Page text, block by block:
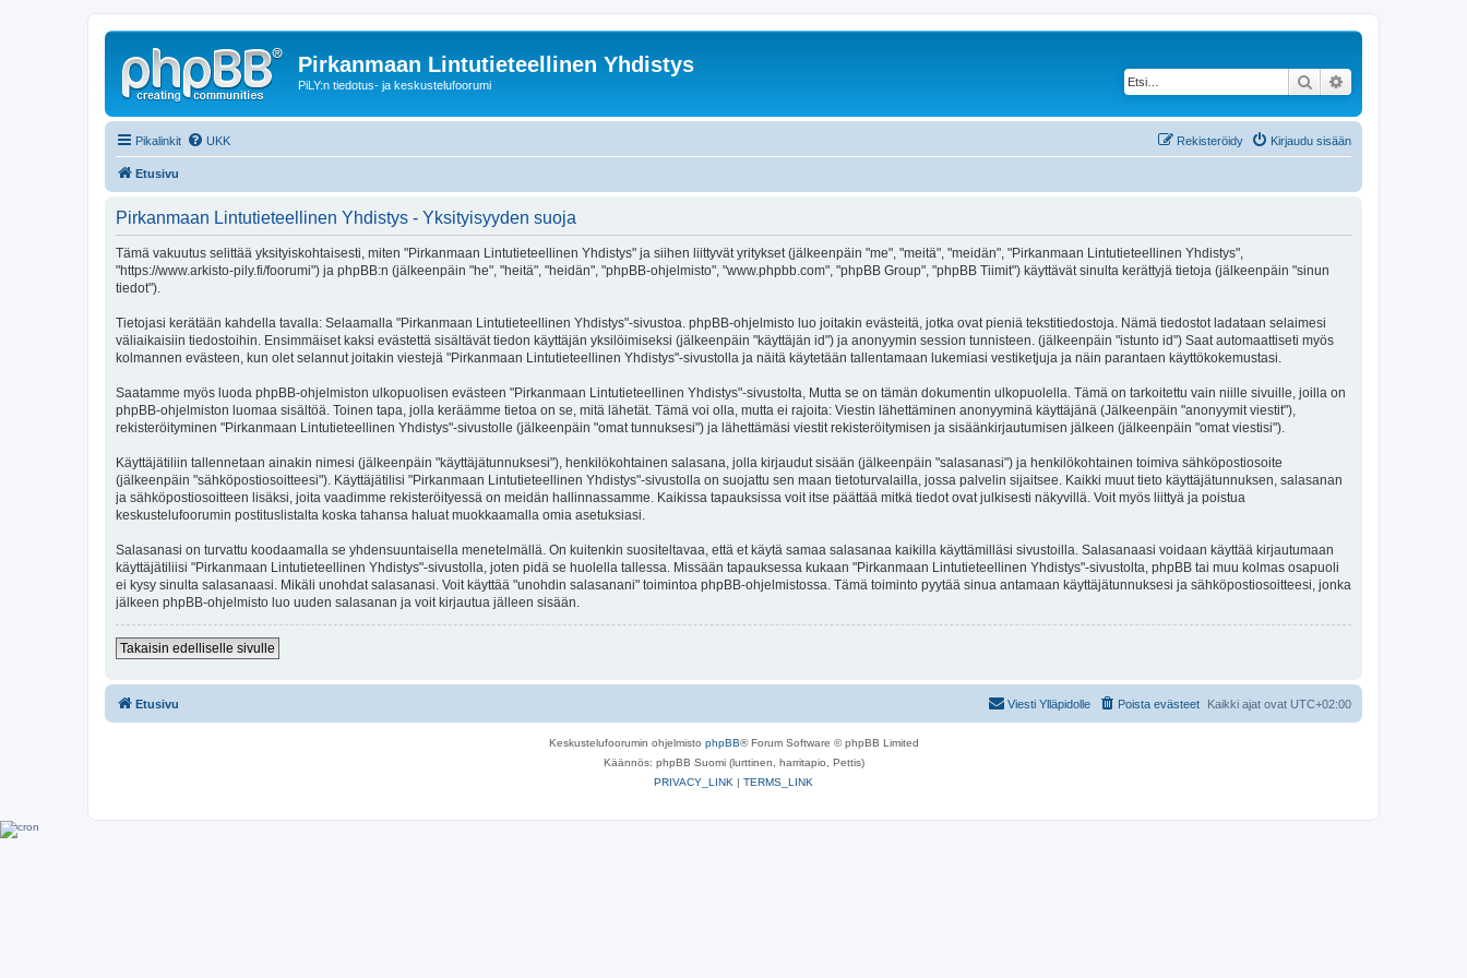
Pirkanmaan Lintutieteellinen Yhdistys
PiLY:n tiedotus- ja keskustelufoorumi Etsi
Pikalinkit UKK Kirjaudu sisään
Rekisteröidy
Etusivu
Pirkanmaan Lintutieteellinen Yhdistys - Yksityisyyden suoja
Tämä vakuutus selittää yksityiskohtaisesti, miten "Pirkanmaan Lintutieteellinen Yhdistys" ja siihen liittyvät yritykset (jälkeenpäin "me", "meitä", "meidän", "Pirkanmaan Lintutieteellinen Yhdistys",
"https://www.arkisto-pily.fi/foorumi") ja phpBB:n (jälkeenpäin "he", "heitä", "heidän", "phpBB-ohjelmisto", "www.phpbb.com", "phpBB Group", "phpBB Tiimit") käyttävät sinulta kerättyjä tietoja (jälkeenpäin "sinun
tiedot").
Tietojasi kerätään kahdella tavalla: Selaamalla "Pirkanmaan Lintutieteellinen Yhdistys"-sivustoa. phpBB-ohjelmisto luo joitakin evästeitä, jotka ovat pieniä tekstitiedostoja. Nämä tiedostot ladataan selaimesi
väliaikaisiin tiedostoihin. Ensimmäiset kaksi evästettä sisältävät tiedon käyttäjän yksilöimiseksi (jälkeenpäin "käyttäjän id") ja anonyymin session tunnisteen. (jälkeenpäin "istunto id") Saat automaattiseti myös
kolmannen evästeen, kun olet selannut joitakin viestejä "Pirkanmaan Lintutieteellinen Yhdistys"-sivustolla ja näitä käytetään tallentamaan lukemiasi vestiketjuja ja näin parantaen käyttökokemustasi.
Saatamme myös luoda phpBB-ohjelmiston ulkopuolisen evästeen "Pirkanmaan Lintutieteellinen Yhdistys"-sivustolta, Mutta se on tämän dokumentin ulkopuolella. Tämä on tarkoitettu vain niille sivuille, joilla on
phpBB-ohjelmiston luomaa sisältöä. Toinen tapa, jolla keräämme tietoa on se, mitä lähetät. Tämä voi olla, mutta ei rajoita: Viestin lähettäminen anonyyminä käyttäjänä (Jälkeenpäin "anonyymit viestit"),
rekisteröityminen "Pirkanmaan Lintutieteellinen Yhdistys"-sivustolle (jälkeenpäin "omat tunnuksesi") ja lähettämäsi viestit rekisteröitymisen ja sisäänkirjautumisen jälkeen (jälkeenpäin "omat viestisi").
Käyttäjätiliin tallennetaan ainakin nimesi (jälkeenpäin "käyttäjätunnuksesi"), henkilökohtainen salasana, jolla kirjaudut sisään (jälkeenpäin "salasanasi") ja henkilökohtainen toimiva sähköpostiosoite
(jälkeenpäin "sähköpostiosoitteesi"). Käyttäjätilisi "Pirkanmaan Lintutieteellinen Yhdistys"-sivustolla on suojattu sen maan tietoturvalailla, jossa palvelin sijaitsee. Kaikki muut tieto käyttäjätunnuksen, salasanan
ja sähköpostiosoitteen lisäksi, joita vaadimme rekisteröityessä on meidän hallinnassamme. Kaikissa tapauksissa voit itse päättää mitkä tiedot ovat julkisesti näkyvillä. Voit myös liittyä ja poistua
keskustelufoorumin postituslistalta koska tahansa haluat muokkaamalla omia asetuksiasi.
Salasanasi on turvattu koodaamalla se yhdensuuntaisella menetelmällä. On kuitenkin suositeltavaa, että et käytä samaa salasanaa kaikilla käyttämilläsi sivustoilla. Salasanaasi voidaan käyttää kirjautumaan
käyttäjätiliisi "Pirkanmaan Lintutieteellinen Yhdistys"-sivustolla, joten pidä se huolella tallessa. Missään tapauksessa kukaan "Pirkanmaan Lintutieteellinen Yhdistys"-sivustolta, phpBB tai muu kolmas osapuoli
ei kysy sinulta salasanaasi. Mikäli unohdat salasanasi. Voit käyttää "unohdin salasanani" toimintoa phpBB-ohjelmistossa. Tämä toiminto pyytää sinua antamaan käyttäjätunnuksesi ja sähköpostiosoitteesi, jonka
jälkeen phpBB-ohjelmisto luo uuden salasanan ja voit kirjautua jälleen sisään.
Takaisin edelliselle sivulle
Etusivu Kaikki ajat ovat UTC+02:00
Poista evästeet
Viesti Ylläpidolle
Keskustelufoorumin ohjelmisto phpBB® Forum Software © phpBB Limited
Käännös: phpBB Suomi (lurttinen, harritapio, Pettis)
PRIVACY_LINK | TERMS_LINK